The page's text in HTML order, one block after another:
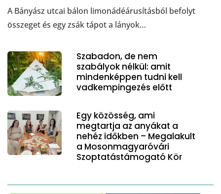
A Bányász utcai bálon limonádéárusításból befolyt
összeget és egy zsák tápot a lányok…
Szabadon, de nem
szabályok nélkül: amit
mindenképpen tudni kell
vadkempingezés előtt
Egy közösség, ami
megtartja az anyákat a
nehéz időkben – Megalakult
a Mosonmagyaróvári
Szoptatástámogató Kör